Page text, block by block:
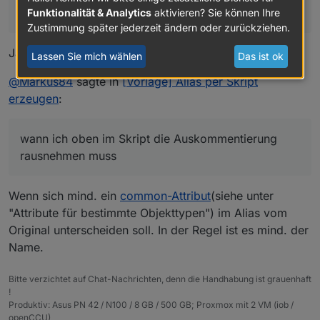
laufen lassen?
Ja, das Skript erzeugt genau einen Alias-Datenpunkt.
@Markus84sagte in[Vorlage] Alias per Skript
erzeugen:
wann ich oben im Skript die Auskommentierung
rausnehmen muss
Wenn sich mind. ein common-Attribut(siehe unter
"Attribute für bestimmte Objekttypen") im Alias vom
Original unterscheiden soll. In der Regel ist es mind. der
Name.
Bitte verzichtet auf Chat-Nachrichten, denn die Handhabung ist grauenhaft
!
Produktiv: Asus PN 42 / N100 / 8 GB / 500 GB; Proxmox mit 2 VM (iob /
openCCU)
Funktionalität & Analytics aktivieren? Sie können Ihre
Zustimmung später jederzeit ändern oder zurückziehen.
Lassen Sie mich wählen Das ist ok